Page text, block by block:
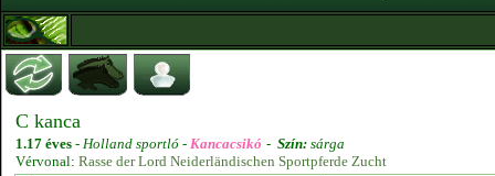
C kanca
1.17 éves - Holland sportló - Kancacsikó - Szín: sárga
Vérvonal: Rasse der Lord Neiderländischen Sportpferde Zucht